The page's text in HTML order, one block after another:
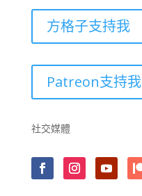
方格子支持我
Patreon支持我
社交媒體